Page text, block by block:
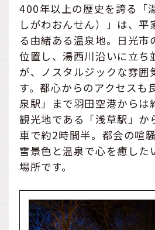
400年以上の歴史を誇る「
しがわおんせん）」は、平
る由緒ある温泉地。日光市
位置し、湯西川沿いに立ち
が、ノスタルジックな雰囲
す。都心からのアクセスも
泉駅」まで羽田空港からは
観光地である「浅草駅」か
車で約2時間半。都会の喧
雪景色と温泉で心を癒した
場所です。